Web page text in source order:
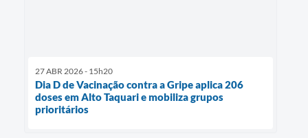
27 ABR 2026 - 15h20
Dia D de Vacinação contra a Gripe aplica 206
doses em Alto Taquari e mobiliza grupos
prioritários